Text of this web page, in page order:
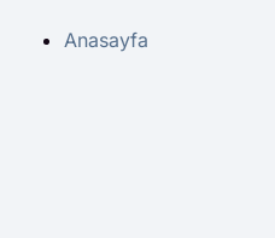
Anasayfa